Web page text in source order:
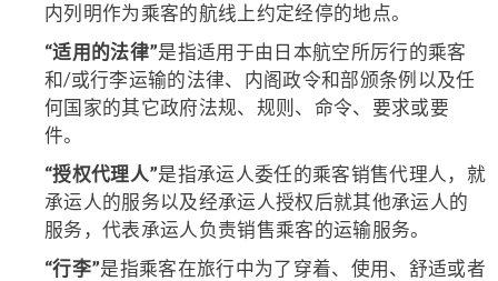
内列明作为乘客的航线上约定经停的地点。
“适用的法律”是指适用于由日本航空所厉行的乘客
和/或行李运输的法律、内阁政令和部颁条例以及任
何国家的其它政府法规、规则、命令、要求或要
件。
“授权代理人”是指承运人委任的乘客销售代理人，就
承运人的服务以及经承运人授权后就其他承运人的
服务，代表承运人负责销售乘客的运输服务。
“行李”是指乘客在旅行中为了穿着、使用、舒适或者